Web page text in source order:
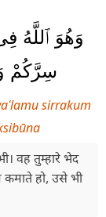
وَهُوَ ٱللَّهُ
سِرَّكُمْ
sirrakum
वह तुम्हारे भेद
हो, उसे भी